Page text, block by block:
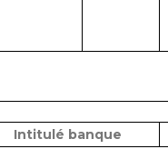
Intitulé banque